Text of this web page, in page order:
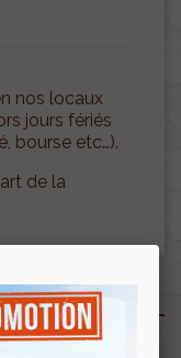
nos locaux
jours fériés
bourse etc…).
de la